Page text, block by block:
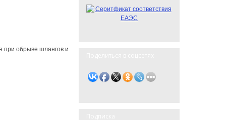
при обрыве шлангов и